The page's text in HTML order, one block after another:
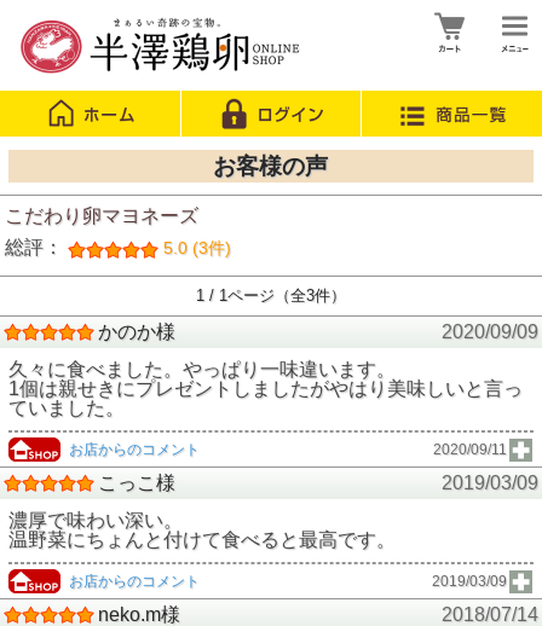
お客様の声
こだわり卵マヨネーズ
総評：
5.0 (3件)
1 / 1ページ（全3件）
かのか様
2020/09/09
久々に食べました。やっぱり一味違います。
1個は親せきにプレゼントしましたがやはり美味しいと言っ
ていました。
お店からのコメント 2020/09/11
こっこ様
2019/03/09
濃厚で味わい深い。
温野菜にちょんと付けて食べると最高です。
お店からのコメント 2019/03/09
neko.m様
2018/07/14